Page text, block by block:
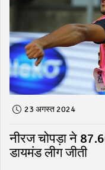
23 अगस्त 2024
नीरज चोपड़ा ने
डायमंड लीग जीती